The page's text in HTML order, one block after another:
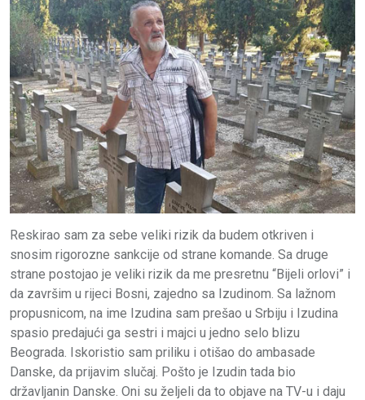
Reskirao sam za sebe veliki rizik da budem otkriven i
snosim rigorozne sankcije od strane komande. Sa druge
strane postojao je veliki rizik da me presretnu “Bijeli orlovi” i
da završim u rijeci Bosni, zajedno sa Izudinom. Sa lažnom
propusnicom, na ime Izudina sam prešao u Srbiju i Izudina
spasio predajući ga sestri i majci u jedno selo blizu
Beograda. Iskoristio sam priliku i otišao do ambasade
Danske, da prijavim slučaj. Pošto je Izudin tada bio
državljanin Danske. Oni su željeli da to objave na TV-u i daju